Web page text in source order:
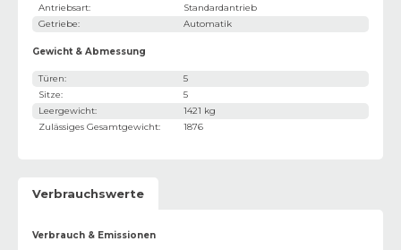
Antriebsart:
Standardantrieb
Getriebe: Automatik
Gewicht & Abmessung
Türen:
5
Sitze:
5
Leergewicht:
1421 kg
Zulässiges Gesamtgewicht: 1876
Verbrauchswerte
Verbrauch & Emissionen